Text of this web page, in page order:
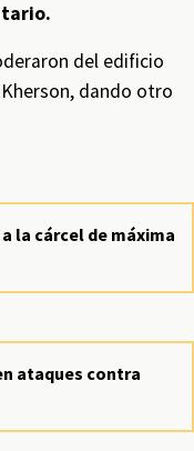
del edificio
dando otro
la cárcel de máxima
ataques contra